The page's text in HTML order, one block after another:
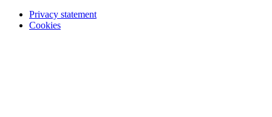
Privacy statement
Cookies